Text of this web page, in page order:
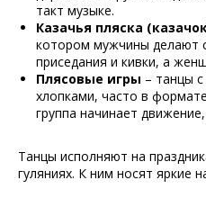
такт музыке.
Казачья пляска
котором мужчины делают
приседания и кивки, а
Плясовые игры – танцы
хлопками, часто в
группа начинает
Танцы исполняют на
гуляниях. К ним носят яркие